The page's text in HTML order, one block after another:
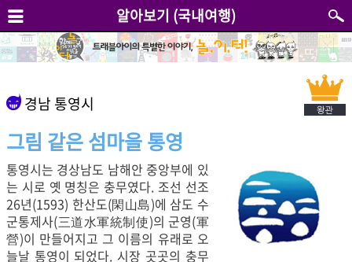
알아보기 (국내여행)
경남 통영시
그림 같은 섬마을 통영
통영시는 경상남도 남해안 중앙부에 있
는 시로 옛 명칭은 충무였다. 조선 선조
26년(1593) 한산도(閑山島)에 삼도 수
군통제사(三道水軍統制使)의 군영(軍
營)이 만들어지고 그 이름의 유래로 오
늘날 통영이 되었다. 시장 곳곳의 충무